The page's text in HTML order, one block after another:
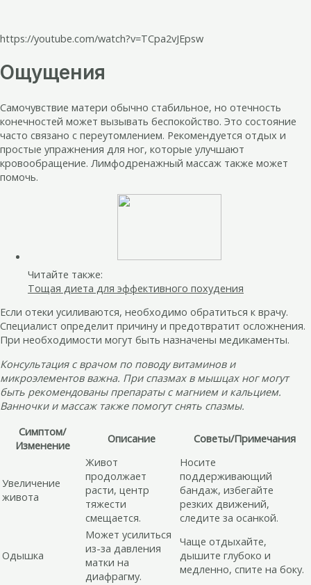
https://youtube.com/watch?v=TCpa2vJEpsw
Ощущения
Самочувствие матери обычно стабильное, но отечность
конечностей может вызывать беспокойство. Это состояние
часто связано с переутомлением. Рекомендуется отдых и
простые упражнения для ног, которые улучшают
кровообращение. Лимфодренажный массаж также может
помочь.
Читайте также:
Тощая диета для эффективного похудения
Если отеки усиливаются, необходимо обратиться к врачу.
Специалист определит причину и предотвратит осложнения.
При необходимости могут быть назначены медикаменты.
Консультация с врачом по поводу витаминов и
микроэлементов важна. При спазмах в мышцах ног могут
быть рекомендованы препараты с магнием и кальцием.
Ванночки и массаж также помогут снять спазмы.
Симптом/
Изменение
Описание Советы/Примечания
Увеличение
живота
Живот
продолжает
расти, центр
тяжести
смещается.
Носите
поддерживающий
бандаж, избегайте
резких движений,
следите за осанкой.
Одышка
Может усилиться
из-за давления
матки на
диафрагму.
Чаще отдыхайте,
дышите глубоко и
медленно, спите на боку.